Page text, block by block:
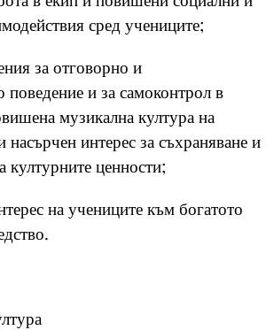
сред учениците;
за отговорно и
поведение и за самоконтрол в
музикална култура на
насърчен интерес за съхраняване и
културните ценности;
на учениците към богатото